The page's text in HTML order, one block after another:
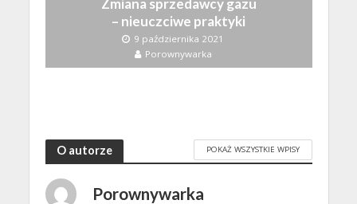
– nieuczciwe praktyki
9 października 2021
Porownywarka
O autorze POKAŻ WSZYSTKIE WPISY
Porownywarka